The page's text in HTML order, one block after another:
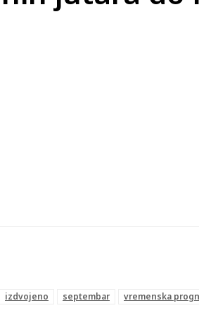
izdvojeno septembar vremenska